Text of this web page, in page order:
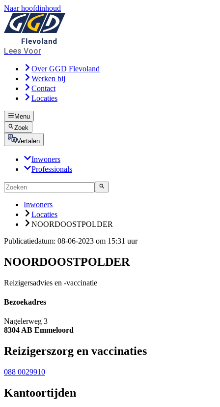
Naar hoofdinhoud
Lees Voor
Over GGD Flevoland
Werken bij
Contact
Locaties
Menu
Zoek
Vertalen
Inwoners
Professionals
Inwoners
Locaties
NOORDOOSTPOLDER
Publicatiedatum: 08-06-2023 om 15:31 uur
NOORDOOSTPOLDER
Reizigersadvies en -vaccinatie
Bezoekadres
Nagelerweg 3
8304 AB Emmeloord
Reizigerszorg en vaccinaties
088 0029910
Kantoortijden